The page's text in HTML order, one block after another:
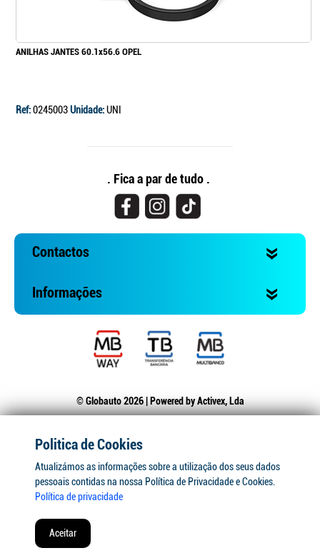
ANILHAS JANTES 60.1x56.6 OPEL
Ref:0245003Unidade:UNI
. Fica a par de tudo .
Contactos
Informações
© Globauto 2026 | Powered byActivex, Lda
Politica de Cookies
Atualizámos as informações sobre a utilização dos seus dados
pessoais contidas na nossa Política de Privacidade e Cookies.
Política de privacidade
Aceitar